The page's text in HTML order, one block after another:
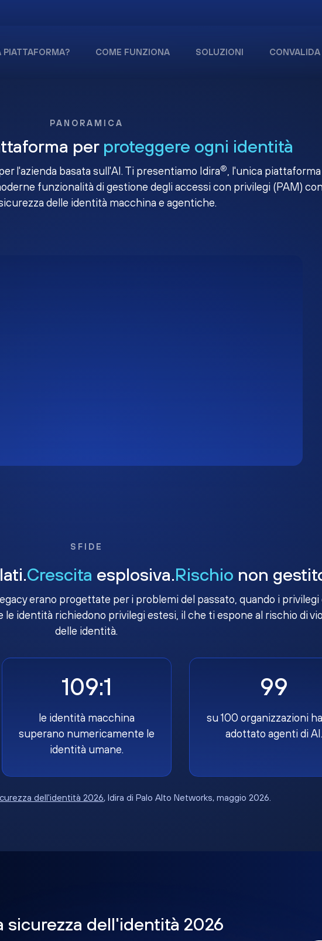
PIATTAFORMA? COME FUNZIONA SOLUZIONI CONVALIDA
PANORAMICA
per proteggere ogni identità
l'azienda basata sull'AI. Ti presentiamo Idira®, l'unica piattaforma
funzionalità di gestione degli accessi con privilegi (PAM) con
delle identità macchina e agentiche.
SFIDE
Crescita esplosiva.Rischio non
erano progettate per i problemi del passato, quando i privilegi
identità richiedono privilegi estesi, il che ti espone al rischio di
delle identità.
109:1
le identità macchina
superano numericamente le
identità umane.
99
su 100 organizzazioni
adottato agenti di AI.
dell'identità 2026, Idira di Palo Alto Networks, maggio 2026.
sicurezza dell'identità 2026